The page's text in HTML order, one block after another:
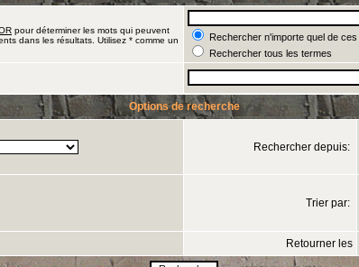
pour déterminer les mots qui peuvent
dans les résultats. Utilisez * comme un
Rechercher n'importe quel de ces
Rechercher tous les termes
Options de recherche
Rechercher depuis:
Trier par:
Retourner les